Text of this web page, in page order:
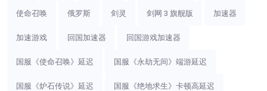
使命召唤 俄罗斯 剑灵 剑网 3 旗舰版 加速器
加速游戏 回国加速器 回国游戏加速器
国服《使命召唤》延迟 国服《永劫无间》端游延迟
国服《炉石传说》延迟 国服《绝地求生》卡顿高延迟